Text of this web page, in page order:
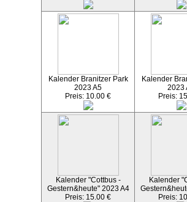
Kalender Branitzer Park
2023 A5
Preis: 10.00 €
Kalender
2023
Preis:
Kalender "Cottbus -
Gestern&heute" 2023 A4
Preis: 15.00 €
Kalender
Preis: